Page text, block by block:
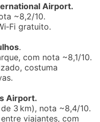
Ecológico do
/ 2958‑1482